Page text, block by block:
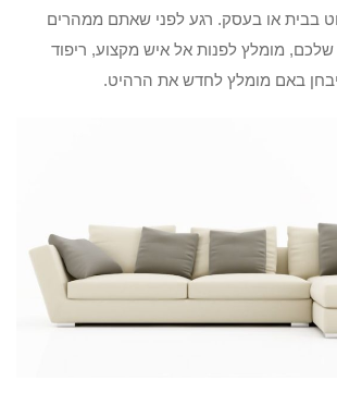
בבית או בעסק. רגע לפני שאתם ממהרים
מומלץ לפנות אל איש מקצוע, ריפוד
באם מומלץ לחדש את הרהיט.